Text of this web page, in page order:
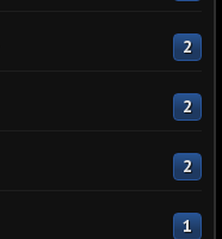
2
2
2
1